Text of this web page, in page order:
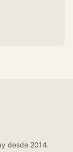
desde 2014.